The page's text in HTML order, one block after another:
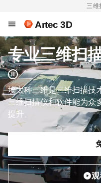
三维
Artec 3D
专业三维扫
埃太科三维是三维扫描技
三维扫描仪和软件能为众
提升。
观